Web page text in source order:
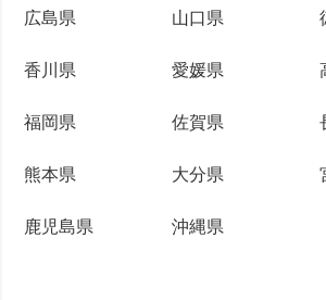
広島県 山口県
香川県 愛媛県
福岡県 佐賀県
熊本県 大分県
鹿児島県 沖縄県